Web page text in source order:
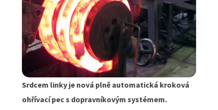
Srdcem linky je nová plně automatická kroková
ohřívací pec s dopravníkovým systémem.